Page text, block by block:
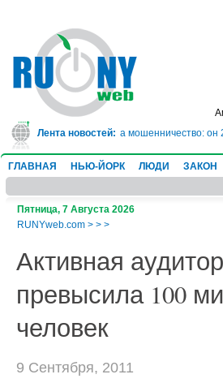
Лента новостей:
в тюрьму на 10 лет за мошенничество: он
ГЛАВНАЯ НЬЮ-ЙОРК ЛЮДИ ЗАКОН
Пятница, 7 Августа 2026
RUNYweb.com > > >
Активная
превысила 100
человек
9 Сентября, 2011